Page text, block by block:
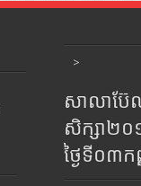
>
សាលាប៊ែ
សិក្សា២
ថ្ងៃទី០៣